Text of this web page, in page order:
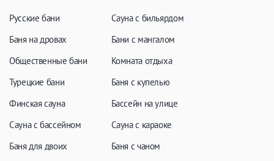
Русские бани
Баня на дровах
Общественные бани
Турецкие бани
Финская сауна
Сауна с бассейном
Баня для двоих
Сауна с бильярдом
Бани с мангалом
Комната отдыха
Баня с купелью
Бассейн на улице
Сауна с караоке
Баня с чаном